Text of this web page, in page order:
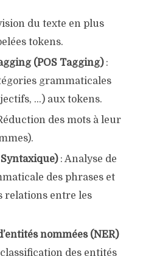
du texte en plus
tokens.
(POS Tagging):
grammaticales
…) aux tokens.
des mots à leur
: Analyse de
des phrases et
relations entre les
nommées (NER)
des entités